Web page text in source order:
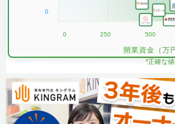
0
0 250 500
開業資金（万
*正確な